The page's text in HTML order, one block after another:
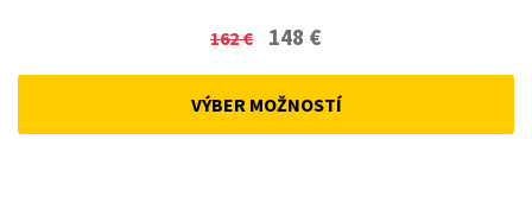
162€
Original
was:
148 €Current
VÝBER MOŽNOSTÍ